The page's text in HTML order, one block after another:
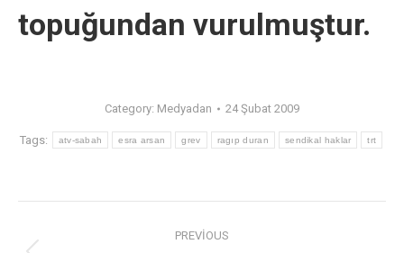
topuğundan vurulmuştur.
Category: Medyadan 24 Şubat 2009
Tags: atv-sabah esra arsan grev ragıp duran sendikal haklar trt
PREVIOUS